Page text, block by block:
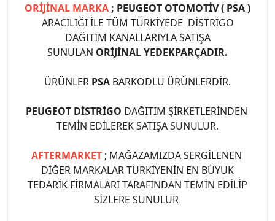
ORİJİNAL MARKA ; PEUGEOT OTOMOTİV ( PSA )
ARACILIĞI İLE TÜM TÜRKİYEDE DİSTRİGO
DAĞITIM KANALLARIYLA SATIŞA
SUNULAN ORİJİNAL YEDEKPARÇADIR.
ÜRÜNLER PSA BARKODLU ÜRÜNLERDİR.
PEUGEOT DİSTRİGO DAĞITIM ŞİRKETLERİNDEN
TEMİN EDİLEREK SATIŞA SUNULUR.
AFTERMARKET ; MAĞAZAMIZDA SERGİLENEN
DİĞER MARKALAR TÜRKİYENİN EN BÜYÜK
TEDARİK FİRMALARI TARAFINDAN TEMİN EDİLİP
SİZLERE SUNULUR